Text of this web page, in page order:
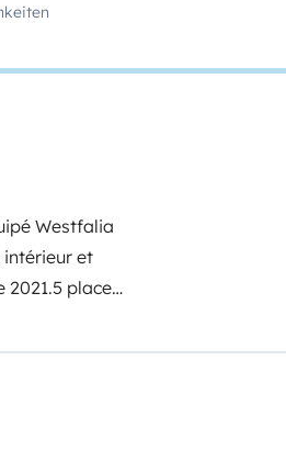
Westfalia
et
2021.5 places
de cuisson,